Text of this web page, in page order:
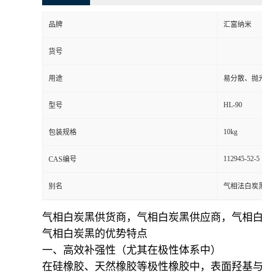
品牌 汇富纳米
货号
用途 易分散、抛
型号 HL-90
包装规格 10kg
CAS编号 112945-52-5
别名 气相法白炭
气相白炭黑供货商，气相白炭黑供应商，气相
气相白炭黑的优势特点
一、高效补强性（尤其在极性体系中）
在硅橡胶、天然橡胶等极性橡胶中，表面羟基